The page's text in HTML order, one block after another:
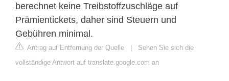
berechnet keine Treibstoffzuschläge auf
Prämientickets, daher sind Steuern und
Gebühren minimal.
Antrag auf Entfernung der Quelle | Sehen Sie sich die
vollständige Antwort auf translate.google.com an